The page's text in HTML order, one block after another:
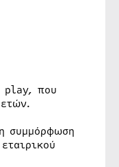
play, που
συμμόρφωση